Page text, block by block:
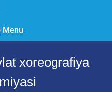
Menu
xoreografiya